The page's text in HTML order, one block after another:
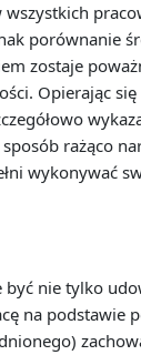
wszystkich
porównanie
zostaje
Opierając
rażąco
wykonywać
nie tylko
na podstawie